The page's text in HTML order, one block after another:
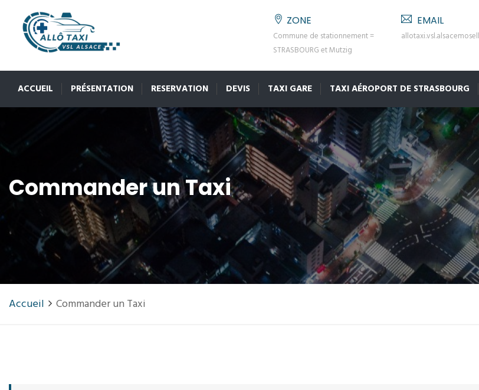
ZONE
Commune de stationnement =
STRASBOURG et Mutzig
EMAIL
ACCUEIL PRÉSENTATION RESERVATION DEVIS TAXI GARE TAXI AÉROPORT DE STRASBOURG
Commander un Taxi
Accueil Commander un Taxi